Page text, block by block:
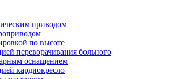
приводом
по высоте
переворачивания больного
оснащением
кардиокресло